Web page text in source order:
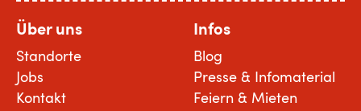
Über uns
Standorte
Jobs
Kontakt
Infos
Blog
Presse & Infomaterial
Feiern & Mieten